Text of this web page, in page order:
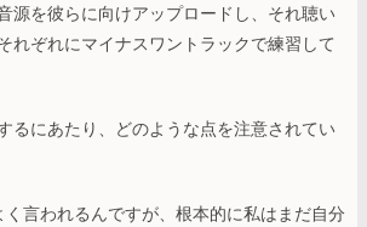
源を彼らに向けアップロードし、それ聴い
れぞれにマイナスワントラックで練習して
るにあたり、どのような点を注意されてい
く言われるんですが、根本的に私はまだ自分